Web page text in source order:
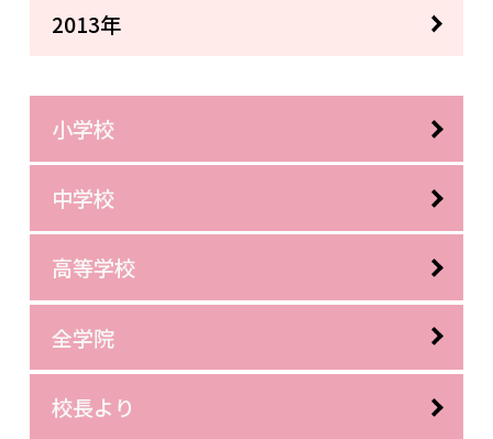
2013年
小学校
中学校
高等学校
全学院
校長より